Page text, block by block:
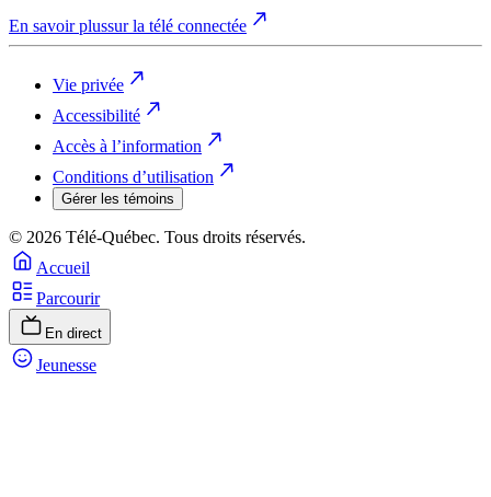
En savoir plussur la télé connectée
Vie privée
Accessibilité
Accès à l’information
Conditions d’utilisation
Gérer les témoins
© 2026 Télé-Québec. Tous droits réservés.
Accueil
Parcourir
En direct
Jeunesse